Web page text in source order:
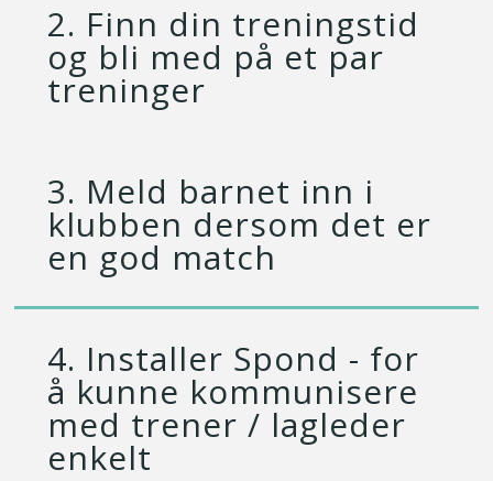
2. Finn din treningstid
og bli med på et par
treninger
3. Meld barnet inn i
klubben dersom det er
en god match
4. Installer Spond - for
å kunne kommunisere
med trener / lagleder
enkelt